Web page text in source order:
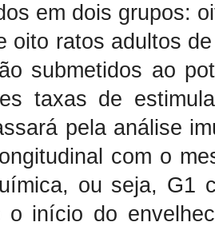
em dois grupos:
oito ratos adultos
submetidos ao
taxas de
pela análise
com o
ou seja,
o início do